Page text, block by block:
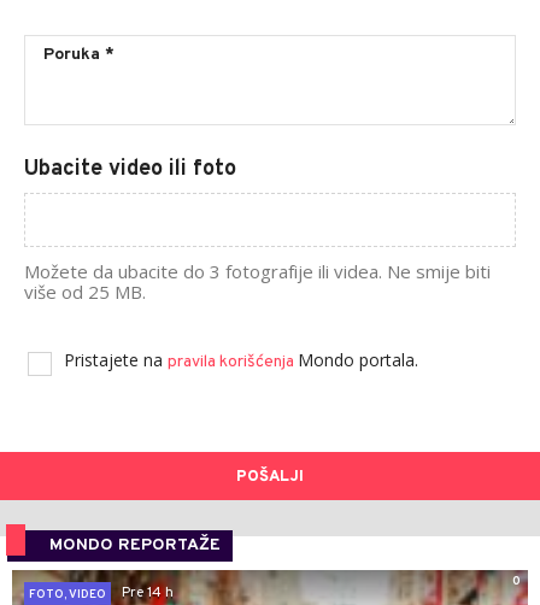
Ubacite video ili foto
Možete da ubacite do 3 fotografije ili videa. Ne smije biti
više od 25 MB.
Pristajete na pravila korišćenja Mondo portala.
POŠALJI
MONDO REPORTAŽE
0
FOTO, VIDEO
Pre 14 h